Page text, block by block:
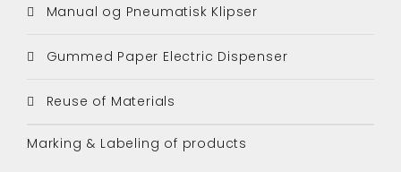
Manual og Pneumatisk Klipser
Gummed Paper Electric Dispenser
Reuse of Materials
Marking & Labeling of products